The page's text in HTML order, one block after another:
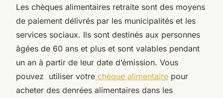
Les chèques alimentaires retraite sont des moyens
de paiement délivrés par les municipalités et les
services sociaux. Ils sont destinés aux personnes
âgées de 60 ans et plus et sont valables pendant
un an à partir de leur date d’émission. Vous
pouvez utiliser votre chèque alimentaire pour
acheter des denrées alimentaires dans les